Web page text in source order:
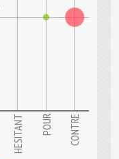
HESITANT POUR CONTRE